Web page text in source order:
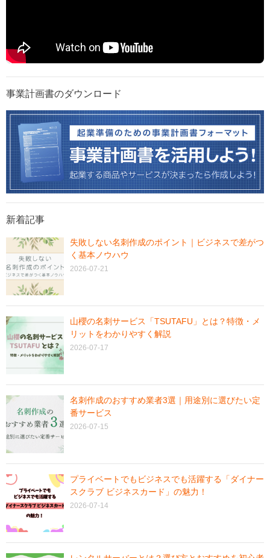
事業計画書のダウンロード
新着記事
失敗しない名刺作成のポイント｜ビジネスで差がつ
く基本ノウハウ
2026-07-21
山櫻の名刺サービス「TSUTAFU」とは？特徴・メ
リットをわかりやすく解説
2026-07-17
名刺作成のおすすめ業者3選｜用途別に選びたい定
番サービス
2026-07-15
プライベートでもビジネスでも活躍する「ダイナー
スクラブ ビジネスカード」の魅力！
2026-07-14